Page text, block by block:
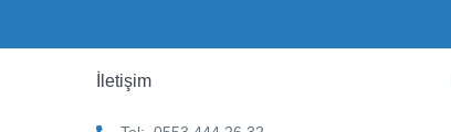
İletişim